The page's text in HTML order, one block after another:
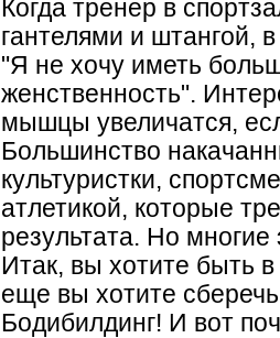
Когда тренер в
гантелями и штангой,
"Я не хочу иметь
женственность".
мышцы увеличатся,
Большинство
культуристки,
атлетикой, которые
результата. Но
Итак, вы хотите быть
еще вы хотите
Бодибилдинг! И вот